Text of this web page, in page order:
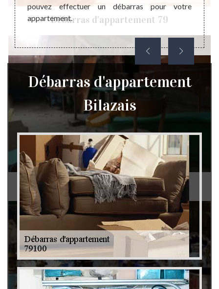
Débarras d'appartement 79
Débarras de grenier et cave 79
pouvez effectuer un débarras pour votre
appartement.
Débarras d'appartement
Bilazais